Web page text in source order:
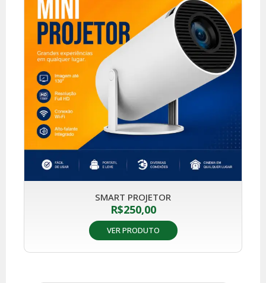
SMART PROJETOR
R$250,00
VER PRODUTO